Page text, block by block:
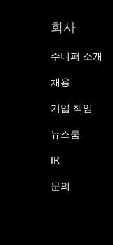
회사
주니퍼 소개
채용
기업 책임
뉴스룸
IR
문의